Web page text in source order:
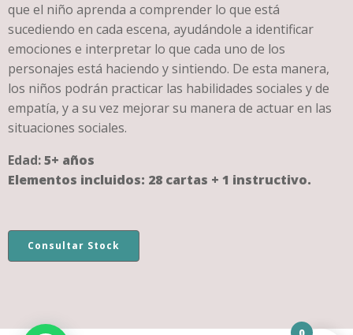
que el niño aprenda a comprender lo que está
sucediendo en cada escena, ayudándole a identificar
emociones e interpretar lo que cada uno de los
personajes está haciendo y sintiendo. De esta manera,
los niños podrán practicar las habilidades sociales y de
empatía, y a su vez mejorar su manera de actuar en las
situaciones sociales.
Edad:5+ años
Elementos incluidos: 28 cartas + 1 instructivo.
Consultar Stock